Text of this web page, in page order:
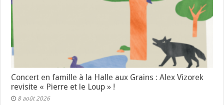
Concert en famille à la Halle aux Grains : Alex Vizorek
revisite « Pierre et le Loup » !
8 août 2026